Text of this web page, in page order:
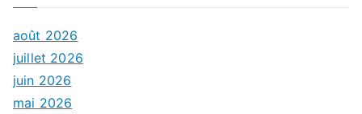
août 2026
juillet 2026
juin 2026
mai 2026